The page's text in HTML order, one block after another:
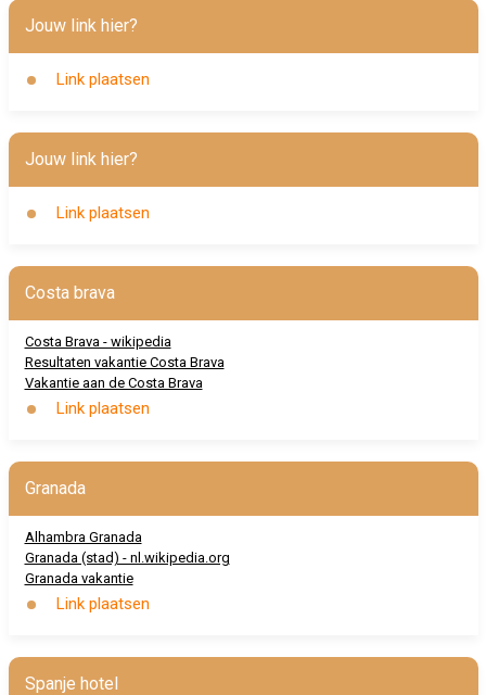
Jouw link hier?
Link plaatsen
Jouw link hier?
Link plaatsen
Costa brava
Costa Brava - wikipedia
Resultaten vakantie Costa Brava
Vakantie aan de Costa Brava
Link plaatsen
Granada
Alhambra Granada
Granada (stad) - nl.wikipedia.org
Granada vakantie
Link plaatsen
Spanje hotel